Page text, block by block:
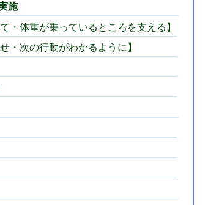
施
体重が乗っているところを支える】
・次の行動がわかるように】